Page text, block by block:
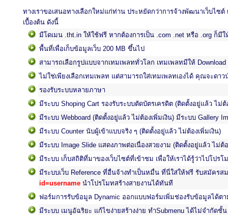
ทางเราขอเสนอทางเลือกใหม่แก่ท่าน ประหยัดกว่าการจ้างพัฒนาเว็บไซ
เบื้องต้น ดังนี้
มีโดเมน .tht.in ให้ใช้ฟรี หากต้องการเป็น .com .net หรือ .org ก็มีใ
พื้นที่เพื่อเก็บข้อมูลเว็บ 200 MB ขึ้นไป
สามารถเลือกรูปแบบจากเทมเพลททั่วโลก เทมเพลทมีให้
ไม่ใช่เพียงเลือกเทมเพลท แต่สามารถใส่เทมเพลทเองได้ คุณจะด
รองรับระบบหลายภาษา
มีระบบ Shoping Cart รองรับระบบตัดบัตรเครดิต (ติดตั้งอยู่แล้ว ไม่ต้
มีระบบ Webboard (ติดตั้งอยู่แล้ว ไม่ต้องเพิ่มเงิน) มีระบบ Gallery
มีระบบ Counter นับผู้เข้าแบบจริง ๆ (ติดตั้งอยู่แล้ว ไม่ต้องเพิ่มเงิน)
มีระบบ Image Slide แสดงภาพต่อเนื่องสวยงาม (ติดตั้งอยู่แล้ว ไม่ต้อ
มีระบบ เก็บสถิติที่มาของเว็บไซต์ที่เข้าชม เพื่อให้เราได้รู้ว่าไปโปร
มีระบบเว็บ Reference ที่อื่นจ้างทำเป็นหมื่น ที่นี่ใส่ให้ฟรี รับสมัค
id=username นำโปรโมทสร้างสายงานได้ทันที
ฟอร์มการรับข้อมูล Dynamic ออกแบบฟอร์มเพิ่มช่องรับข้อมูลได้ตา
มีระบบ เมนูอัฉริยะ แก้ไขง่ายสร้างง่าย ทำSubmenu ได้ไม่จำกัดชั้น